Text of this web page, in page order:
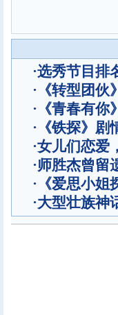
·选秀节目排
· 《转型团
· 《青春有
· 《铁探》
·女儿们恋爱
·师胜杰曾留
· 《爱思小
·大型壮族神